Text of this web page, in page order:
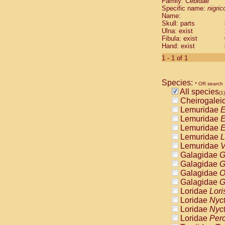
Cebidae
Cebidae
Cebidae
Cebidae
Cebidae
Cebidae
Cebidae
Cebidae
Cebidae
Cebidae
Cebidae
Cebidae
Atelidae
Atelidae
Atelidae
Atelidae
Atelidae
Atelidae
Atelidae
Atelidae
Atelidae
Atelidae
Pitheciidae
Specific name:
Name:
Skull: parts
Ulna: exist
Fibula: exist
Hand: exist
1 - 1 of 1
Species: * OR search
All species(1)
Lemuridae
Lemuridae
Lemuridae
Lemuridae
Lemuridae
Galagidae
Galagidae
Galagidae
Galagidae
Loridae
Loridae
Loridae
Loridae